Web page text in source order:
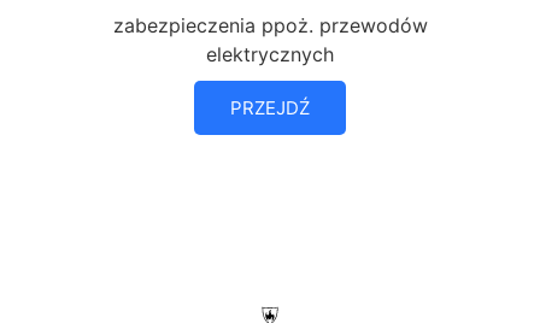
zabezpieczenia ppoż. przewodów
elektrycznych
PRZEJDŹ